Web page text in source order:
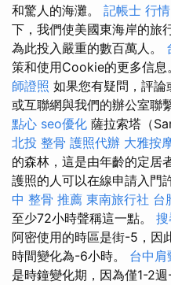
和驚人的海灘。 記帳士 行情
下，我們使美國東海岸的旅
為此投入嚴重的數百萬人。
策和使用Cookie的更多信息
師證照 如果您有疑問，評
或互聯網與我們的辦公室聯
點心 seo優化 薩拉索塔（
北投 整骨 護照代辦 大雅按
的森林，這是由年齡的定居
護照的人可以在線申請入門
中 整骨 推薦 東南旅行社 台
至少72小時聲稱這一點。
阿密使用的時區是街-5，因
時間變化為-6小時。 台中肩
是時鐘變化期，因為僅1-2週